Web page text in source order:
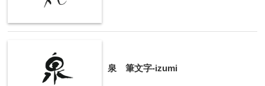
泉 筆文字-izumi